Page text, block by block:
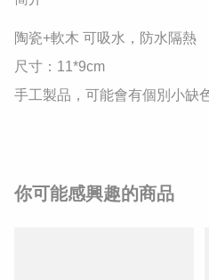
陶瓷+軟木 可吸水，防水隔熱
尺寸：11*9cm
手工製品，可能會有個別小缺
你可能感興趣的商品